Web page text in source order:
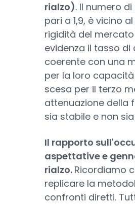
rialzo). Il numero
pari a 1,9, è vicino
rigidità del
evidenza il tasso
coerente con una
per la loro
scesa per il terzo
attenuazione della
sia stabile e non
Il rapporto
aspettative e
rialzo. Ricordiamo
replicare la
confronti diretti.